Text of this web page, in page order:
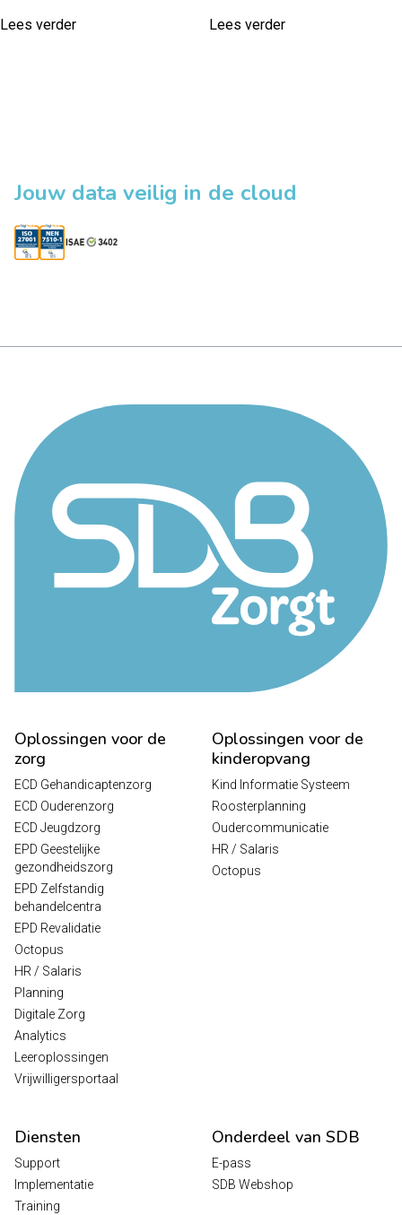
Lees verder Lees verder
Jouw data veilig in de cloud
Oplossingen voor de
zorg
ECD Gehandicaptenzorg
ECD Ouderenzorg
ECD Jeugdzorg
EPD Geestelijke
gezondheidszorg
EPD Zelfstandig
behandelcentra
EPD Revalidatie
Octopus
HR / Salaris
Planning
Digitale Zorg
Analytics
Leeroplossingen
Vrijwilligersportaal
Oplossingen voor de
kinderopvang
Kind Informatie Systeem
Roosterplanning
Oudercommunicatie
HR / Salaris
Octopus
Diensten
Support
Implementatie
Training
Onderdeel van SDB
E-pass
SDB Webshop